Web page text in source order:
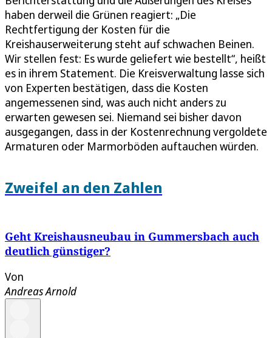
haben derweil die Grünen reagiert: „Die
Rechtfertigung der Kosten für die
Kreishauserweiterung steht auf schwachen Beinen.
Wir stellen fest: Es wurde geliefert wie bestellt“, heißt
es in ihrem Statement. Die Kreisverwaltung lasse sich
von Experten bestätigen, dass die Kosten
angemessenen sind, was auch nicht anders zu
erwarten gewesen sei. Niemand sei bisher davon
ausgegangen, dass in der Kostenrechnung vergoldete
Armaturen oder Marmorböden auftauchen würden.
Zweifel an den Zahlen
Geht Kreishausneubau in Gummersbach auch
deutlich günstiger?
Von
Andreas Arnold